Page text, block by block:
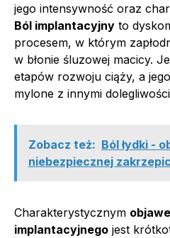
jego intensywność oraz
Ból implantacyjny to
procesem, w którym
w błonie śluzowej macicy.
etapów rozwoju ciąży, a
mylone z innymi
Zobacz też: Ból łydki -
niebezpiecznej
Charakterystycznym
implantacyjnego jest